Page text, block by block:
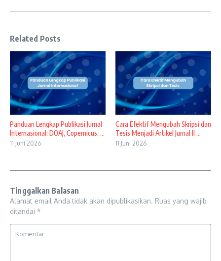
Related Posts
Panduan Lengkap Publikasi Jurnal
Internasional: DOAJ, Copernicus, ...
11 Juni 2026
Cara Efektif Mengubah Skripsi dan
Tesis Menjadi Artikel Jurnal Il ...
11 Juni 2026
Tinggalkan Balasan
Alamat email Anda tidak akan dipublikasikan. Ruas yang wajib
ditandai *